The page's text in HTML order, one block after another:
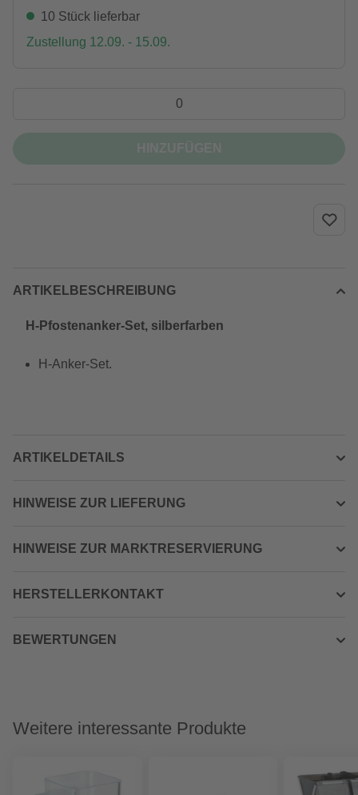
10 Stück lieferbar
Zustellung 12.09. - 15.09.
ARTIKELBESCHREIBUNG
H-Pfostenanker-Set, silberfarben
H-Anker-Set.
ARTIKELDETAILS
HINWEISE ZUR LIEFERUNG
HINWEISE ZUR MARKTRESERVIERUNG
HERSTELLERKONTAKT
BEWERTUNGEN
Weitere interessante Produkte